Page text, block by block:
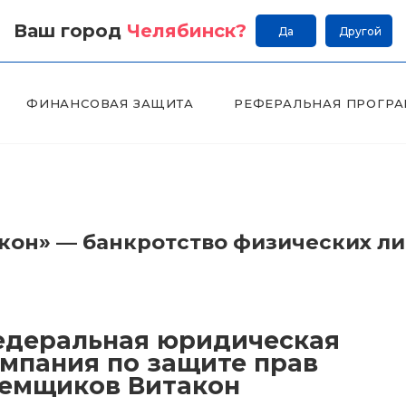
Ваш город Челябинск? Да Другой
ФИНАНСОВАЯ ЗАЩИТА РЕФЕРАЛЬНАЯ
— банкротство физических
юридическая
по защите прав
Витакон